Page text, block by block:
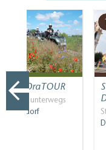
(innen und/oder
Treppen
Einige Bereiche
alles
Gäste-WC
Gäste-WC ist ohne
Weitere Angaben
Handläufe an
QUADraTOUR
Mit PS unterwegs
Wünsdorf
1